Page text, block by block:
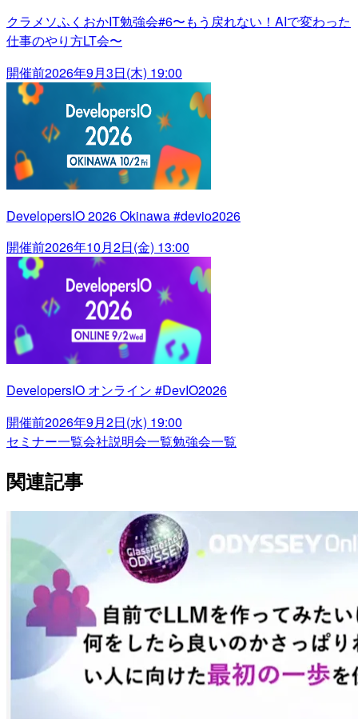
クラメソふくおかIT勉強会#6〜もう戻れない！AIで変わった
仕事のやり方LT会〜
開催前2026年9月3日(木) 19:00
DevelopersIO 2026 Okinawa #devio2026
開催前2026年10月2日(金) 13:00
DevelopersIO オンライン #DevIO2026
開催前2026年9月2日(水) 19:00
セミナー一覧会社説明会一覧勉強会一覧
関連記事